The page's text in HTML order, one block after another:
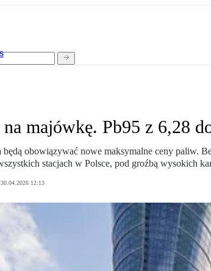
majówkę. Pb95 z 6,28
obowiązywać nowe maksymalne ceny paliw.
stacjach w Polsce, pod groźbą wysokich
30.04.2026 12:13